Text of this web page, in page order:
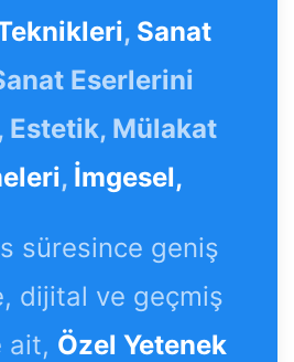
, Sanat
Eserlerini
Estetik, Mülakat
, İmgesel,
süresince geniş
dijital ve geçmiş
ait, Özel Yetenek